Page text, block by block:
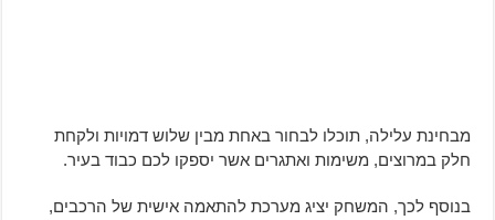
מבחינת עלילה, תוכלו לבחור באחת מבין שלוש דמויות ולקחת
חלק במרוצים, משימות ואתגרים אשר יספקו לכם כבוד בעיר.
בנוסף לכך, המשחק יציג מערכת להתאמה אישית של הרכבים,